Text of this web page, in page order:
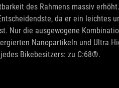
des Rahmens massiv
da er ein leichtes
Nur die ausgewogene
Nanopartikeln und Ultra
Bikebesitzers: zu C:68®.